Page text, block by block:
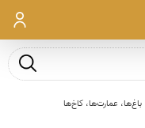
ورود
جست و
باغ‌ها، عمارت‌ها، کاخ‌ها